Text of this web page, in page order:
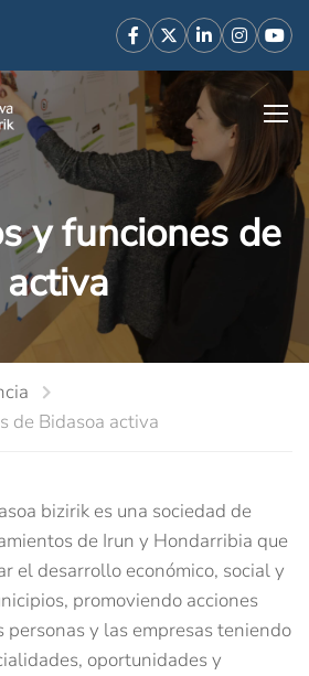
y funciones de
de Bidasoa activa
bizirik es una sociedad de
de Irun y Hondarribia que
el desarrollo económico, social y
promoviendo acciones
personas y las empresas teniendo
oportunidades y